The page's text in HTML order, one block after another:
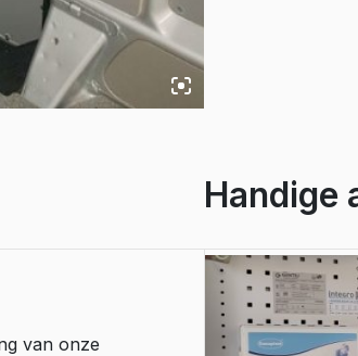
van onze
Handige